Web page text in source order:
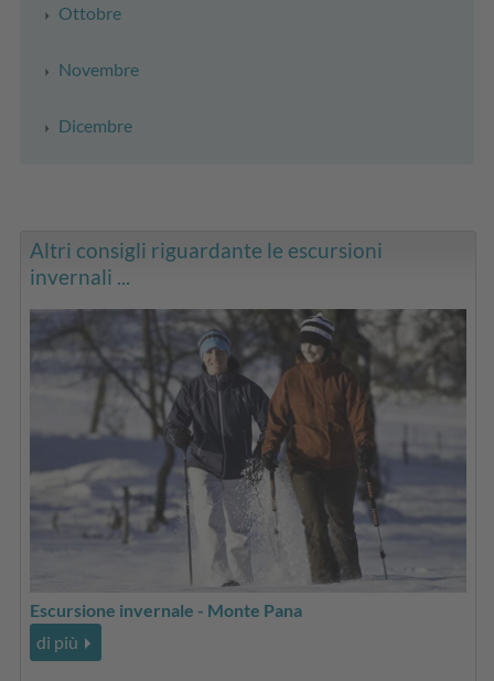
Ottobre
Novembre
Dicembre
Altri consigli riguardante le escursioni
invernali ...
Escursione invernale - Monte Pana
di più